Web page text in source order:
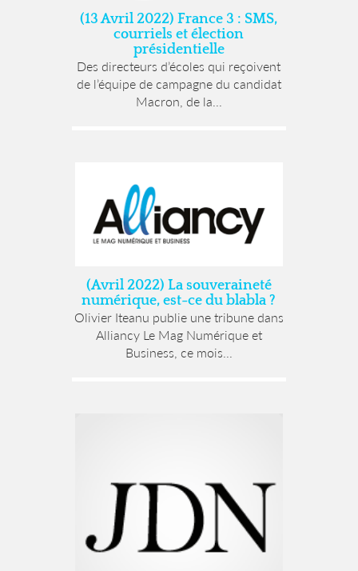
(13 Avril 2022) France 3 : SMS,
courriels et élection
présidentielle
Des directeurs d’écoles qui reçoivent
de l’équipe de campagne du candidat
Macron, de la...
(Avril 2022) La souveraineté
numérique, est-ce du blabla ?
Olivier Iteanu publie une tribune dans
Alliancy Le Mag Numérique et
Business, ce mois...